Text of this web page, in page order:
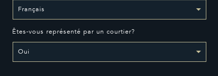
Êtes-vous représenté par un courtier?